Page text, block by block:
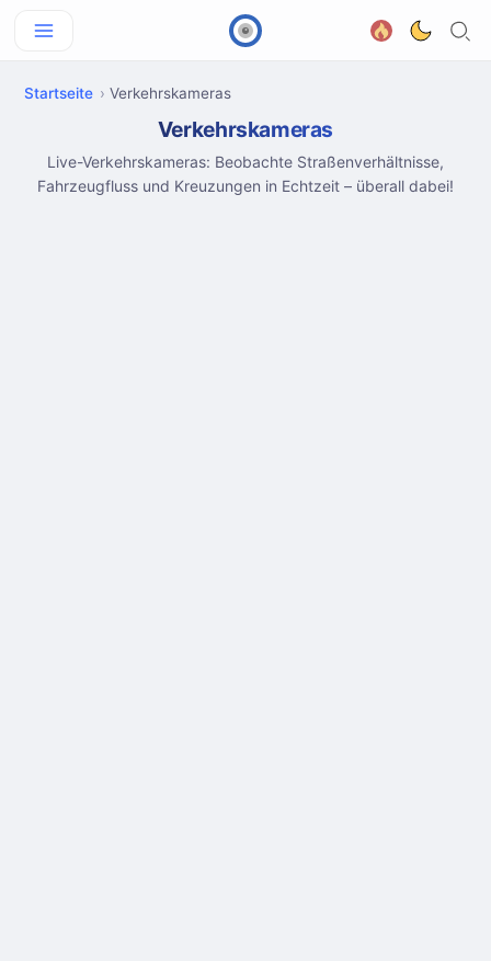
Startseite Verkehrskameras
Verkehrskameras
Live-Verkehrskameras: Beobachte Straßenverhältnisse,
Fahrzeugfluss und Kreuzungen in Echtzeit – überall dabei!